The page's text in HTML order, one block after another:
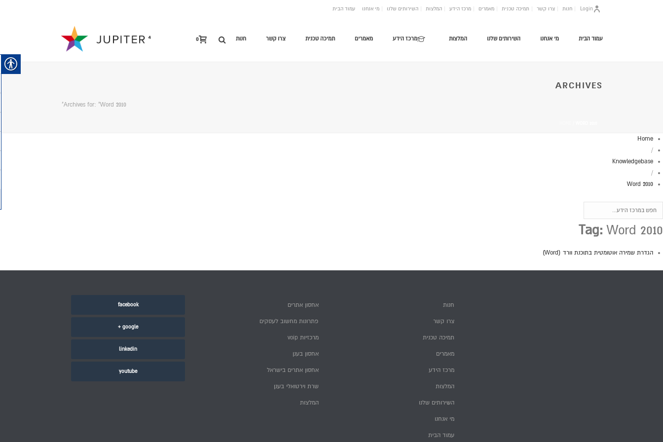
חנות צרו קשר תמיכה טכנית מאמרים מרכז הידע המלצות השירותים שלנו מי אנחנו עמוד הבית Login
חנות צרו קשר תמיכה טכנית מאמרים מרכז הידע המלצות השירותים שלנו מי אנחנו עמוד הבית 0
ARCHIVES
Archives for: "Word 2010"
Home
/
Knowledgebase
/
Word 2010
Tag:Word 2010
הגדרת שמירה אוטומטית בתוכנת וורד (Word)
facebook
google +
linkedin
youtube
אחסון אתרים
פתרונות מחשוב לעסקים
מרכזיות voip
אחסון בענן
אחסון אתרים בישראל
שרת וירטואלי בענן
המלצות
חנות
צרו קשר
תמיכה טכנית
מאמרים
מרכז הידע
המלצות
השירותים שלנו
מי אנחנו
עמוד הבית